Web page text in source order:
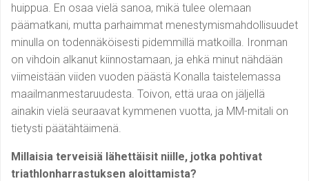
huippua. En osaa vielä sanoa, mikä tulee olemaan
päämatkani, mutta parhaimmat menestymismahdollisuudet
minulla on todennäköisesti pidemmillä matkoilla. Ironman
on vihdoin alkanut kiinnostamaan, ja ehkä minut nähdään
viimeistään viiden vuoden päästä Konalla taistelemassa
maailmanmestaruudesta. Toivon, että uraa on jäljellä
ainakin vielä seuraavat kymmenen vuotta, ja MM-mitali on
tietysti päätähtäimenä.
Millaisia terveisiä lähettäisit niille, jotka pohtivat
triathlonharrastuksen aloittamista?